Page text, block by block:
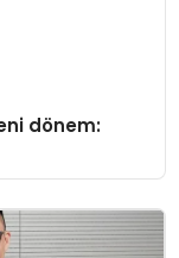
dönem: